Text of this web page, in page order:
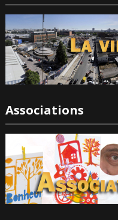
Associations